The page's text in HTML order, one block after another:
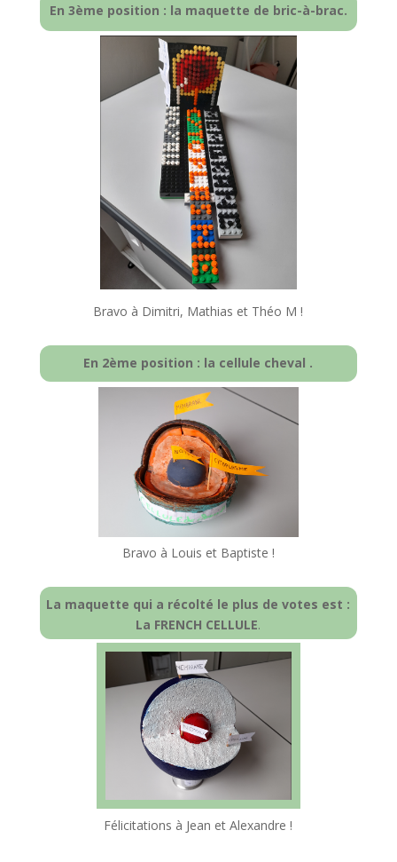
En 3ème position : la maquette de bric-à-brac.
Bravo à Dimitri, Mathias et Théo M !
En 2ème position : la cellule cheval .
Bravo à Louis et Baptiste !
La maquette qui a récolté le plus de votes est :
La FRENCH CELLULE.
Félicitations à Jean et Alexandre !